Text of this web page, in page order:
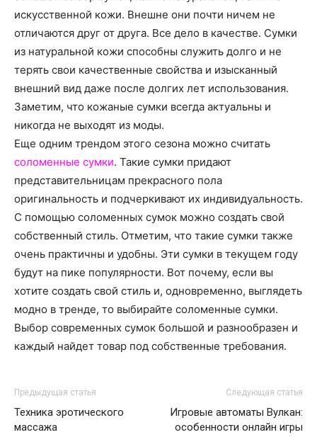
искусственной кожи. Внешне они почти ничем не
отличаются друг от друга. Все дело в качестве. Сумки
из натуральной кожи способны служить долго и не
терять свои качественные свойства и изысканный
внешний вид даже после долгих лет использования.
Заметим, что кожаные сумки всегда актуальны и
никогда не выходят из моды.
Еще одним трендом этого сезона можно считать
соломенные сумки. Такие сумки придают
представительницам прекрасного пола
оригинальность и подчеркивают их индивидуальность.
С помощью соломенных сумок можно создать свой
собственный стиль. Отметим, что такие сумки также
очень практичны и удобны. Эти сумки в текущем году
будут на пике популярности. Вот почему, если вы
хотите создать свой стиль и, одновременно, выглядеть
модно в тренде, то выбирайте соломенные сумки.
Выбор современных сумок большой и разнообразен и
каждый найдет товар под собственные требования.
Предыдущая статья
Техника эротического
массажа
Следующая статья
Игровые автоматы Вулкан:
особенности онлайн игры